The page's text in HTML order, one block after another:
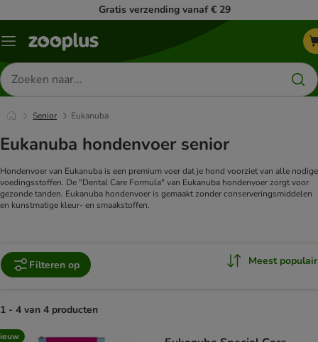
Gratis verzending vanaf € 29
Menu
Zoeken
naar
producten
Senior Eukanuba
Eukanuba hondenvoer senior
Hondenvoer van Eukanuba is een premium voer dat je hond voorziet van alle nodige
voedingsstoffen. De "Dental Care Formula" van Eukanuba hondenvoer zorgt voor
gezonde tanden. Eukanuba hondenvoer is gemaakt zonder conserveringsmiddelen
en kunstmatige kleur- en smaakstoffen.
Filteren op Meest populair
1 - 4 van 4 producten
product items have been changed